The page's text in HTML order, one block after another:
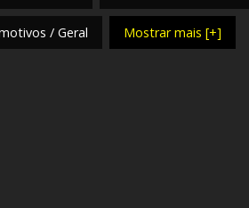
/ Geral Mostrar mais [+]